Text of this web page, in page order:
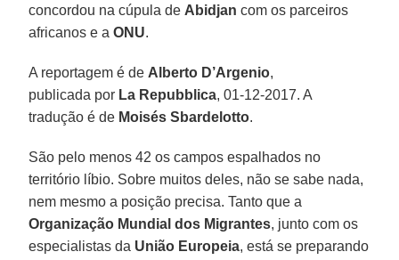
concordou na cúpula de Abidjan com os parceiros
africanos e aONU.
A reportagem é de Alberto D’Argenio,
publicada por La Repubblica, 01-12-2017. A
tradução é de Moisés Sbardelotto.
São pelo menos 42 os campos espalhados no
território líbio. Sobre muitos deles, não se sabe nada,
nem mesmo a posição precisa. Tanto que a
Organização Mundial dos Migrantes, junto com os
especialistas da União Europeia, está se preparando